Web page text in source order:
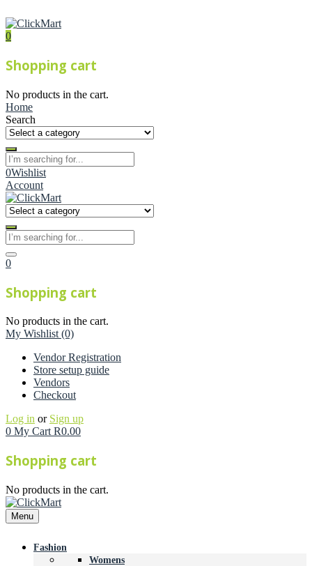
0
Shopping cart
No products in the cart.
Home
Search
0Wishlist
Account
0
Shopping cart
No products in the cart.
My Wishlist (0)
Vendor Registration
Store setup guide
Vendors
Checkout
Log in or Sign up
0 My Cart R0.00
Shopping cart
No products in the cart.
Menu
Fashion
Womens